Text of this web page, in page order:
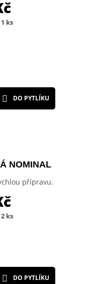
1 ks
DO PYTLÍKU
NOMINAL
přípravu.
2 ks
DO PYTLÍKU